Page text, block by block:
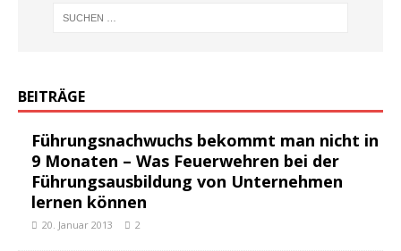
BEITRÄGE
Führungsnachwuchs bekommt man nicht in
9 Monaten – Was Feuerwehren bei der
Führungsausbildung von Unternehmen
lernen können
20. Januar 2013 2